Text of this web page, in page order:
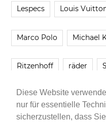
Diese Website
nur für essentielle
sicherzustellen, dass
Lespecs Louis
Marco Polo Michael
Ritzenhoff räder
Smartbuyglasses